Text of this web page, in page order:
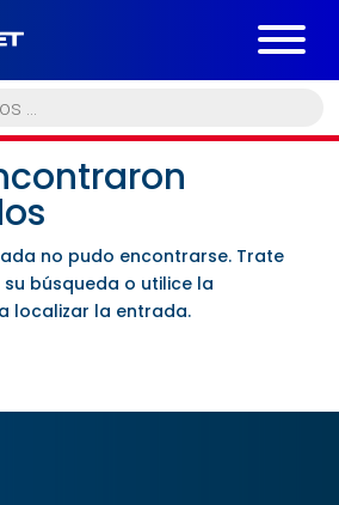
no pudo encontrarse. Trate
búsqueda o utilice la
localizar la entrada.